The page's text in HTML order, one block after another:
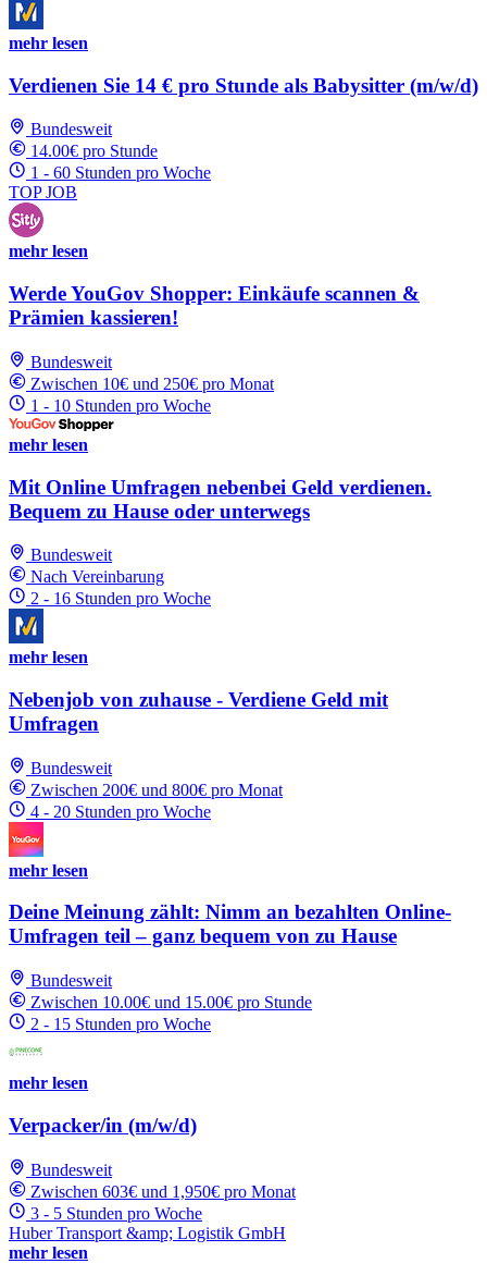
mehr lesen
Verdienen Sie 14 € pro Stunde als Babysitter (m/w/d)
Bundesweit
14.00€ pro Stunde
1 - 60 Stunden pro Woche
TOP JOB
mehr lesen
Werde YouGov Shopper: Einkäufe scannen &
Prämien kassieren!
Bundesweit
Zwischen 10€ und 250€ pro Monat
1 - 10 Stunden pro Woche
mehr lesen
Mit Online Umfragen nebenbei Geld verdienen.
Bequem zu Hause oder unterwegs
Bundesweit
Nach Vereinbarung
2 - 16 Stunden pro Woche
mehr lesen
Nebenjob von zuhause - Verdiene Geld mit
Umfragen
Bundesweit
Zwischen 200€ und 800€ pro Monat
4 - 20 Stunden pro Woche
mehr lesen
Deine Meinung zählt: Nimm an bezahlten Online-
Umfragen teil – ganz bequem von zu Hause
Bundesweit
Zwischen 10.00€ und 15.00€ pro Stunde
2 - 15 Stunden pro Woche
mehr lesen
Verpacker/in (m/w/d)
Bundesweit
Zwischen 603€ und 1,950€ pro Monat
3 - 5 Stunden pro Woche
Huber Transport &amp; Logistik GmbH
mehr lesen